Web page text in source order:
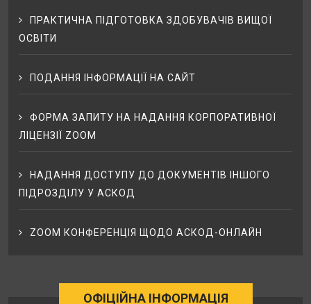
ПРАКТИЧНА ПІДГОТОВКА ЗДОБУВАЧІВ ВИЩОЇ
ОСВІТИ
ПОДАННЯ ІНФОРМАЦІЇ НА САЙТ
ФОРМА ЗАПИТУ НА НАДАННЯ КОРПОРАТИВНОЇ
ЛІЦЕНЗІЇ ZOOM
НАДАННЯ ДОСТУПУ ДО ДОКУМЕНТІВ ІНШОГО
ПІДРОЗДІЛУ У АСКОД
ZOOM КОНФЕРЕНЦІЯ ЩОДО АСКОД-ОНЛАЙН
ОФІЦІЙНА ІНФОРМАЦІЯ